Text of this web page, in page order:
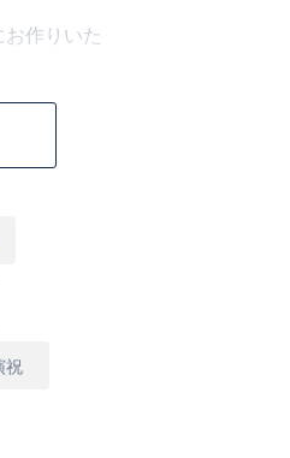
作りいた
願いいた
祝